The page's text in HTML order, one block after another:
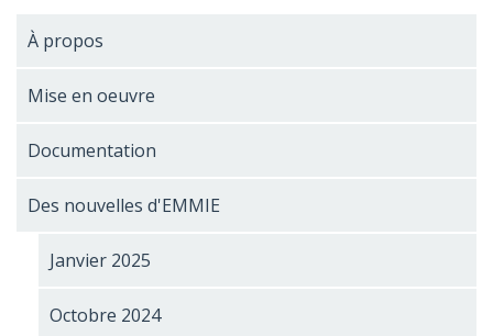
À propos
Mise en oeuvre
Documentation
Des nouvelles d'EMMIE
Janvier 2025
Octobre 2024